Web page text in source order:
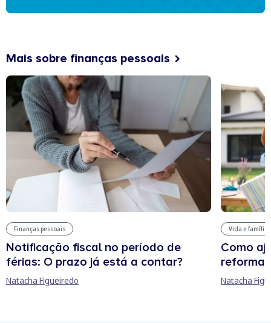
Mais sobre finanças pessoais
Finanças pessoais
Notificação fiscal no período de
férias: O prazo já está a contar?
Natacha Figueiredo
Vida e família
Como
reforma
Natacha